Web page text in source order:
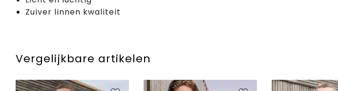
Zuiver linnen kwaliteit
Vergelijkbare artikelen